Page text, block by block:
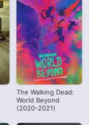
The Walking Dead:
World Beyond
(2020-2021)